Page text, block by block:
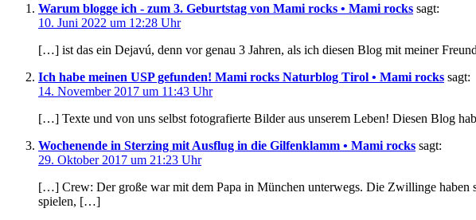
Warum blogge ich - zum 3. Geburtstag von Mami rocks • Mami rocks sagt:
10. Juni 2022 um 12:28 Uhr
[…] ist das ein Dejavú, denn vor genau 3 Jahren, als ich diesen Blog mit meiner
Ich habe meinen USP gefunden! Mami rocks Naturblog Tirol • Mami rocks sagt:
14. November 2017 um 11:43 Uhr
[…] Texte und von uns selbst fotografierte Bilder aus unserem Leben! Diesen Blog
Wochenende in Sterzing mit Ausflug in die Gilfenklamm • Mami rocks sagt:
29. Oktober 2017 um 21:23 Uhr
[…] Crew: Der große war mit dem Papa in München unterwegs. Die Zwillinge haben
spielen, […]